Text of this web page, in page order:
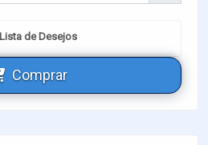
Lista de Desejos
Comprar